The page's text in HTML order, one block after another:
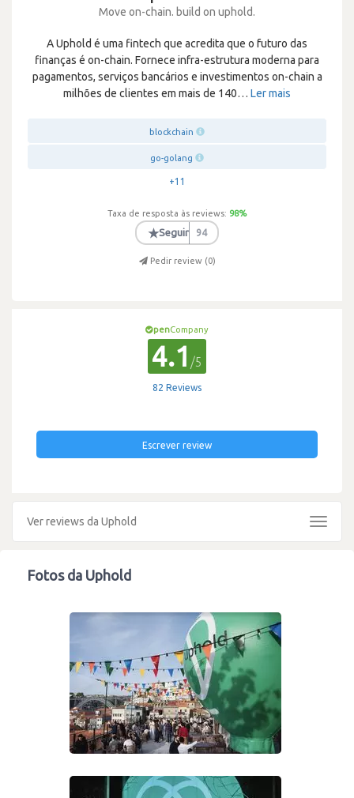
Move on-chain. build on uphold.
A Uphold é uma fintech que acredita que o futuro das
finanças é on-chain. Fornece infra-estrutura moderna para
pagamentos, serviços bancários e investimentos on-chain a
milhões de clientes em mais de 140… Ler mais
blockchain
go-golang
+11
Taxa de resposta às reviews: 98%
★Seguir 94
Pedir review (0)
penCompany
4.1 /5
82 Reviews
Escrever review
Ver reviews da Uphold
Toggle
Fotos da Uphold